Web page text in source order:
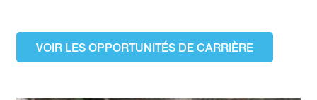
VOIR LES OPPORTUNITÉS DE CARRIÈRE